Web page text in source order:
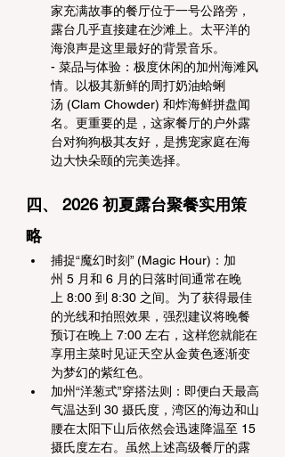
家充满故事的餐厅位于一号公路旁，
露台几乎直接建在沙滩上。太平洋的
海浪声是这里最好的背景音乐。
- 菜品与体验：极度休闲的加州海滩风
情。以极其新鲜的周打奶油蛤蜊
汤 (Clam Chowder) 和炸海鲜拼盘闻
名。更重要的是，这家餐厅的户外露
台对狗狗极其友好，是携宠家庭在海
边大快朵颐的完美选择。
四、 2026 初夏露台聚餐实用策
略
捕捉“魔幻时刻” (Magic Hour)：加
州 5 月和 6 月的日落时间通常在晚
上 8:00 到 8:30 之间。为了获得最佳
的光线和拍照效果，强烈建议将晚餐
预订在晚上 7:00 左右，这样您就能在
享用主菜时见证天空从金黄色逐渐变
为梦幻的紫红色。
加州“洋葱式”穿搭法则：即便白天最高
气温达到 30 摄氏度，湾区的海边和山
腰在太阳下山后依然会迅速降温至 15
摄氏度左右。虽然上述高级餐厅的露